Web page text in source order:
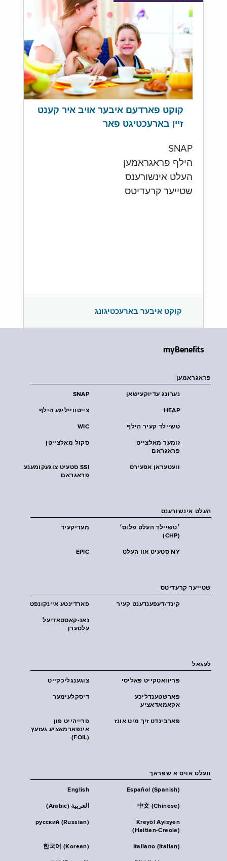
קוקט פארדעם איבער אויב איר קענט
זיין בארעכטיגט פאר
SNAP
הילף פראגראמען
העלט אינשורענס
שטייער קרעדיטס
קוקט איבער בארעכטיגונג
myBenefits
פראגראמען
SNAP נערונג עדיוקעישאן
צייטווייליגע הילף HEAP
WIC טשיילד קעיר הילף
סקול מאלצייטן
זומער מאלצייט
פראגראם
SSI סטעיט צוגעקומענע
פראגראם
וועטעראן אפעירס
העלט אינשורענס
מעדיקעיד
׳טשיילד העלט פּלוס׳
(CHP)
EPIC NY סטעיט אוו העלט
שטייער קרעדיטס
פארדינטע איינקונפט קינד/דעפענדענט קעיר
נאנ-קאסטאדיעל
עלטערן
לעגאל
צוגענגליכקייט פּריוואטקייט פּאליסי
דיסקלעימער
פארשטענדליכע
אקאמאדאציע
פרייהייט פון
אינפארמאציע געזעץ
(FOIL)
פארבינדט זיך מיט אונז
וועלט אויס א שפראך
English Español (Spanish)
العربية (Arabic) 中文 (Chinese)
русский (Russian)
Kreyòl Ayisyen
(Haitian-Creole)
한국어 (Korean) Italiano (Italian)